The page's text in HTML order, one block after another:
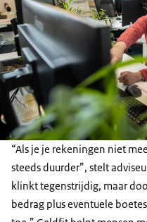
“Als je je rekeningen niet
steeds duurder”, stelt
klinkt tegenstrijdig, maar
bedrag plus eventuele